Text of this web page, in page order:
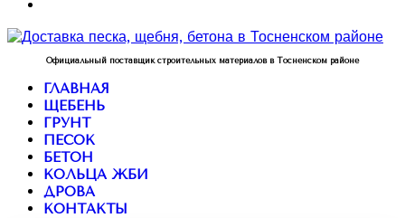
Официальный поставщик строительных материалов в Тосненском районе
ГЛАВНАЯ
ЩЕБЕНЬ
ГРУНТ
ПЕСОК
БЕТОН
КОЛЬЦА ЖБИ
ДРОВА
КОНТАКТЫ